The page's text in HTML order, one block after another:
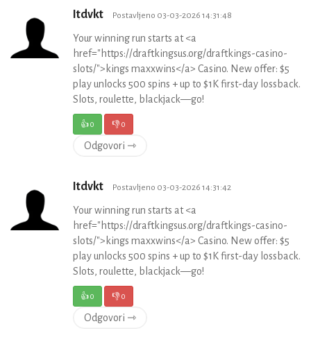
Itdvkt Postavljeno 03-03-2026 14:31:48
Your winning run starts at <a
href="https://draftkingsus.org/draftkings-casino-
slots/">kings maxxwins</a> Casino. New offer: $5
play unlocks 500 spins + up to $1K first-day lossback.
Slots, roulette, blackjack—go!
👍0 👎0
Odgovori ⇾
Itdvkt Postavljeno 03-03-2026 14:31:42
Your winning run starts at <a
href="https://draftkingsus.org/draftkings-casino-
slots/">kings maxxwins</a> Casino. New offer: $5
play unlocks 500 spins + up to $1K first-day lossback.
Slots, roulette, blackjack—go!
👍0 👎0
Odgovori ⇾